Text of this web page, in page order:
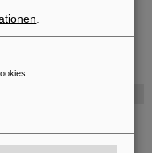
FAIR.
and a short